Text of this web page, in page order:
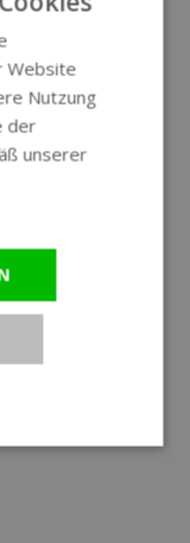
GERMAN
Website
Nutzung
der
unserer